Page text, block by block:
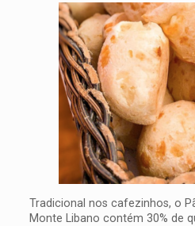
Tradicional nos cafezinhos, o
Monte Libano contém 30% de